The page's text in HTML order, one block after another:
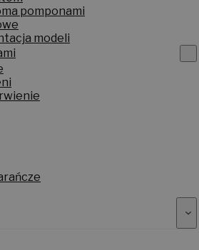
pomponami
modeli